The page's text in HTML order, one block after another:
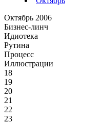
Октябрь 2006
Бизнес-линч
Идиотека
Рутина
Процесс
Иллюстрации
18
19
20
21
22
23